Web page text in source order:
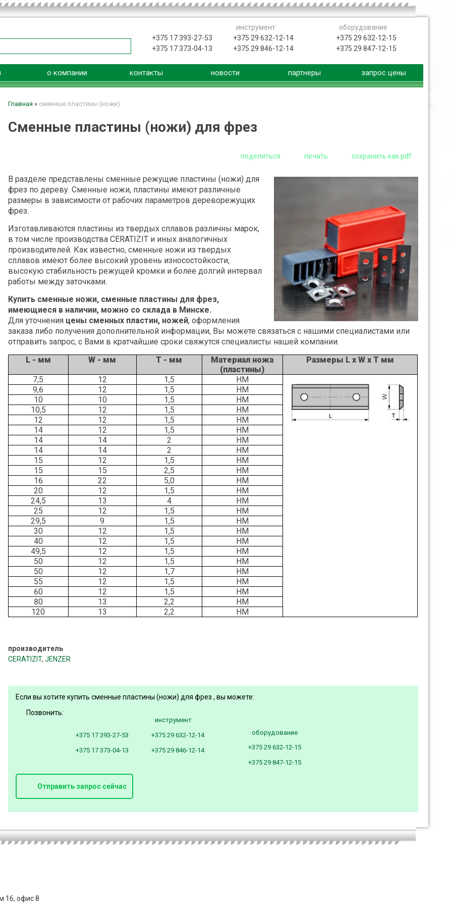
+375 17 393-27-53
+375 17 373-04-13
инструмент
+375 29 632-12-14
+375 29 846-12-14
оборудование
+375 29 632-12-15
+375 29 847-12-15
о компании контакты новости партнеры запрос цены
Главная » сменные пластины (ножи)
Сменные пластины (ножи) для фрез
поделиться печать сохранить как pdf
В разделе представлены сменные режущие пластины (ножи) для
фрез по дереву. Сменные ножи, пластины имеют различные
размеры в зависимости от рабочих параметров дереворежущих
фрез.
Изготавливаются пластины из твердых сплавов различны марок,
в том числе производства CERATIZIT и иных аналогичных
производителей. Как известно, сменные ножи из твердых
сплавов имеют более высокий уровень износостойкости,
высокую стабильность режущей кромки и более долгий интервал
работы между заточками.
Купить сменные ножи, сменные пластины для фрез,
имеющиеся в наличии, можно со склада в Минске.
Для уточнения цены сменных пластин, ножей, оформления
заказа либо получения дополнительной информации, Вы можете связаться с нашими специалистами или
отправить запрос, с Вами в кратчайшие сроки свяжутся специалисты нашей компании.
L- мм W - мм T - мм
Материал ножа
(пластины)
Размеры L x W x T мм
7,5 12 1,5
НМ
9,6
12 1,5
НМ
10
10 1,5
НМ
10,5
12 1,5
НМ
12
12 1,5
НМ
14
12 1,5
НМ
14
14 2
НМ
14
14 2
НМ
15
12 1,5
НМ
15
15 2,5
НМ
16
22 5,0
НМ
20
12 1,5
НМ
24,5
13 4
НМ
25
12 1,5
НМ
29,5
9 1,5
НМ
30
12 1,5
НМ
40
12 1,5
НМ
49,5
12 1,5
НМ
50
12 1,5
НМ
50
12 1,7
НМ
55
12 1,5
НМ
60
12 1,5
НМ
80
13 2,2
НМ
120
13 2,2 НМ
производитель
CERATIZIT, JENZER
Если вы хотите купить сменные пластины (ножи) для фрез , вы можете:
Позвонить:
+375 17 393-27-53
+375 17 373-04-13
инструмент
+375 29 632-12-14
+375 29 846-12-14
оборудование
+375 29 632-12-15
+375 29 847-12-15
Отправить запрос сейчас
16, офис 8